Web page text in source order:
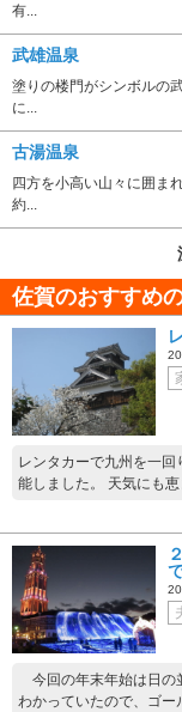
有...
武雄温泉
塗りの楼門がシンボルの
に...
古湯温泉
四方を小高い山々に囲ま
約...
佐賀のおすすめ
レンタカーで九州を一
能しました。 天気にも恵
今回の年末年始は日の
わかっていたので、ゴー